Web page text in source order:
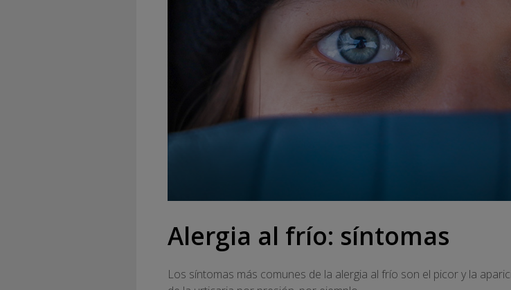
Alergia al frío: síntomas
Los síntomas más comunes de la alergia al frío son el picor y la